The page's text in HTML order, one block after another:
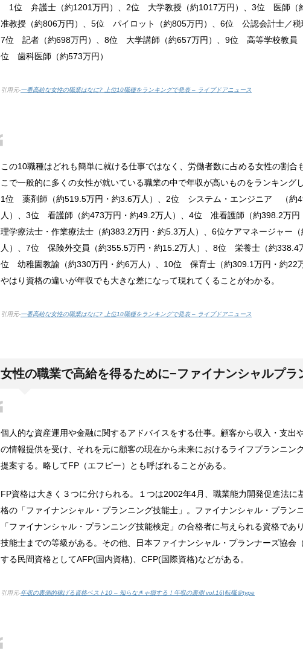
ついうっかり電気を使いすぎると落ちてしまうブレーカー。夜の暗...
小さな子供からお年寄りまで、幅広い年代層の人に人気のあるメニ...
最近は男性でも料理を作る方が増えてますよね。ある調査によると...
トイレ掃除はどこからすると効果的なのか？！
みなさんはトイレ掃除、どこから掃除していますか？実はトイレに...
色々な作業に音楽を聴いて集中する方法！
作業ってなかなか長くできるものではないですよね。数十分・数時...
猫と死別。悲しくても最後の挨拶をしましょう。
かつてはペットといえば犬が代表格でしたが、最近では飼われてい...
腹痛、しかも激痛・吐き気もある。どんなことが考えら
「おなかが痛い」という経験は誰しもあるはずです。食当たりかも...
1位 弁護士（約1201万円）、2位 大学教授（約1017万円）、3位 医師（
准教授（約806万円）、5位 パイロット（約805万円）、6位 公認会計士／税
7位 記者（約698万円）、8位 大学講師（約657万円）、9位 高等学校教員
位 歯科医師（約573万円）
引用元-一番高給な女性の職業はなに? 上位10職種をランキングで発表 – ライブドアニュース
この10職種はどれも簡単に就ける仕事ではなく、労働者数に占める女性の割合
こで一般的に多くの女性が就いている職業の中で年収が高いものをランキング
1位 薬剤師（約519.5万円・約3.6万人）、2位 システム・エンジニア （約
人）、3位 看護師（約473万円・約49.2万人）、4位 准看護師（約398.2万円
理学療法士・作業療法士（約383.2万円・約5.3万人）、6位ケアマネージャー
人）、7位 保険外交員（約355.5万円・約15.2万人）、8位 栄養士（約338.4
位 幼稚園教諭（約330万円・約6万人）、10位 保育士（約309.1万円・約22万
やはり資格の違いが年収でも大きな差になって現れてくることがわかる。
引用元-一番高給な女性の職業はなに? 上位10職種をランキングで発表 – ライブドアニュース
女性の職業で高給を得るために−ファイナンシャルプラ
個人的な資産運用や金融に関するアドバイスをする仕事。顧客から収入・支出
の情報提供を受け、それを元に顧客の現在から未来におけるライフプランニン
提案する。略してFP（エフピー）とも呼ばれることがある。
FP資格は大きく３つに分けられる。１つは2002年4月、職業能力開発促進法に
格の「ファイナンシャル・プランニング技能士」。ファイナンシャル・プラン
「ファイナンシャル・プランニング技能検定」の合格者に与えられる資格であ
技能士までの等級がある。その他、日本ファイナンシャル・プランナーズ協会
する民間資格としてAFP(国内資格)、CFP(国際資格)などがある。
引用元-年収の裏側的稼げる資格ベスト10 – 知らなきゃ損する！年収の裏側 vol.16|転職＠type